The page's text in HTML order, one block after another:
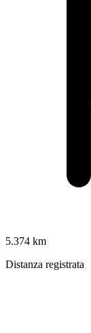
5.374 km
Distanza registrata